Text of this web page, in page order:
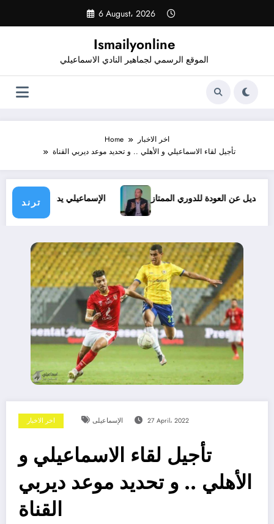
content
6 August، 2026
Ismailyonline
الموقع الرسمي لجماهير النادي الاسماعيلي
Home
اخر الاخبار
تأجيل لقاء الاسماعيلي و الأهلي .. و تحديد موعد ديربي القناة
ترند
الإسماعيلي يدخل ولا بديل عن العودة للدوري الممتاز
اخر الاخبار الإسماعيلى 27 April، 2022
تأجيل لقاء الاسماعيلي و
الأهلي .. و تحديد موعد ديربي
القناة